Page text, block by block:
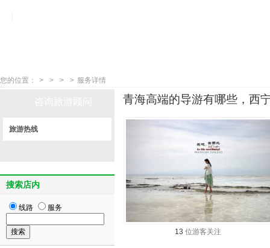
您的位置： > > > > 服务详情
青海高端的导游有哪些，西
13 位游客关注
旅游热线
搜索店内
线路 服务